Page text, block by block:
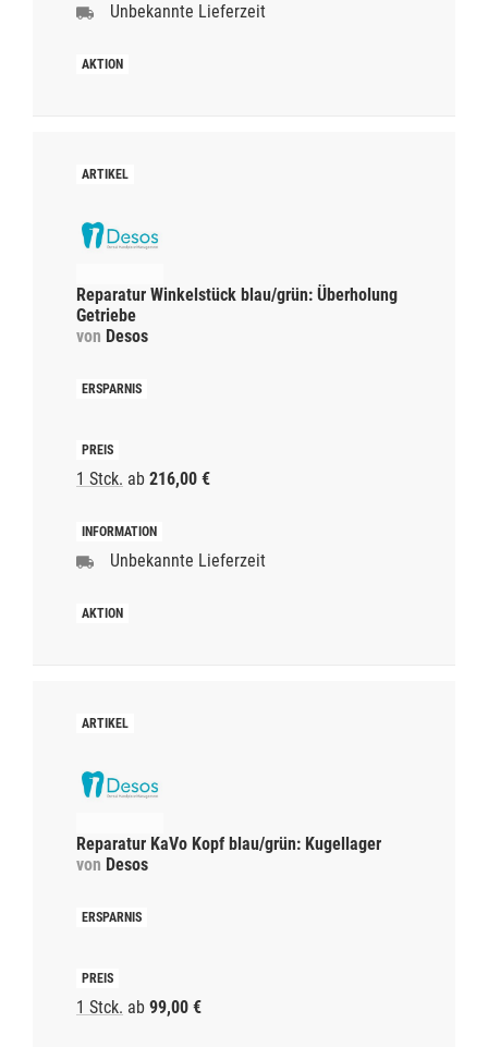
Unbekannte Lieferzeit
Reparatur Winkelstück blau/grün: Überholung
Getriebe
von Desos
1 Stck. ab 216,00 €
Unbekannte Lieferzeit
Reparatur KaVo Kopf blau/grün: Kugellager
von Desos
1 Stck. ab 99,00 €